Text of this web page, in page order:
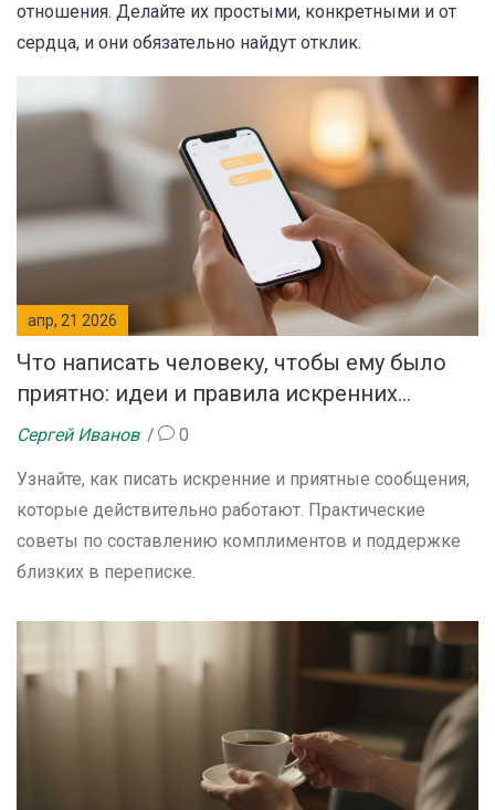
отношения. Делайте их простыми, конкретными и от
сердца, и они обязательно найдут отклик.
апр, 21 2026
Что написать человеку, чтобы ему было
приятно: идеи и правила искренних
сообщений
Сергей Иванов 0
Узнайте, как писать искренние и приятные сообщения,
которые действительно работают. Практические
советы по составлению комплиментов и поддержке
близких в переписке.